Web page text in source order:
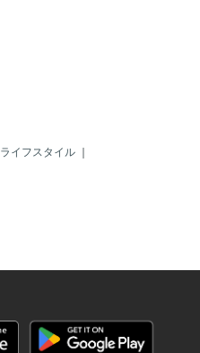
ライフスタイル ｜